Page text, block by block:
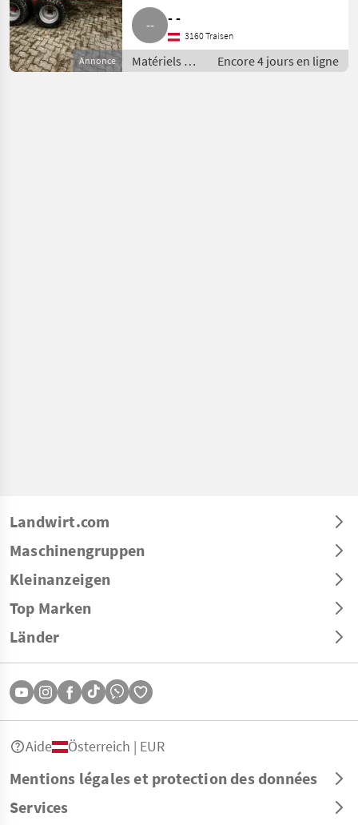
Annonce
- -
3160 Traisen
Matériels de
fertilisation
Encore 4 jours en ligne
Landwirt.com
Maschinengruppen
Kleinanzeigen
Top Marken
Länder
Mentions légales et protection des données
Services
Aide Österreich | EUR